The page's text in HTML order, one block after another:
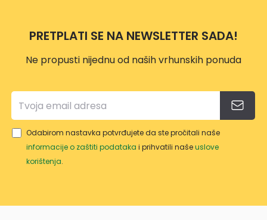
PRETPLATI SE NA NEWSLETTER SADA!
Ne propusti nijednu od naših vrhunskih ponuda
Odabirom nastavka potvrđujete da ste pročitali naše
informacije o zaštiti podataka i prihvatili našeuslove
korištenja.